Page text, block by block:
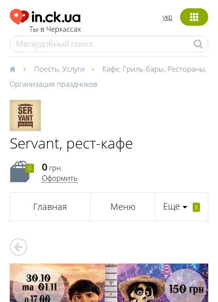
Ты в Черкассах
укр
Поесть, Услуги Кафе, Гриль-бары, Рестораны,
Организация праздников
Servant, рест-кафе
0 0 грн.
Оформить
Главная Меню Еще 8